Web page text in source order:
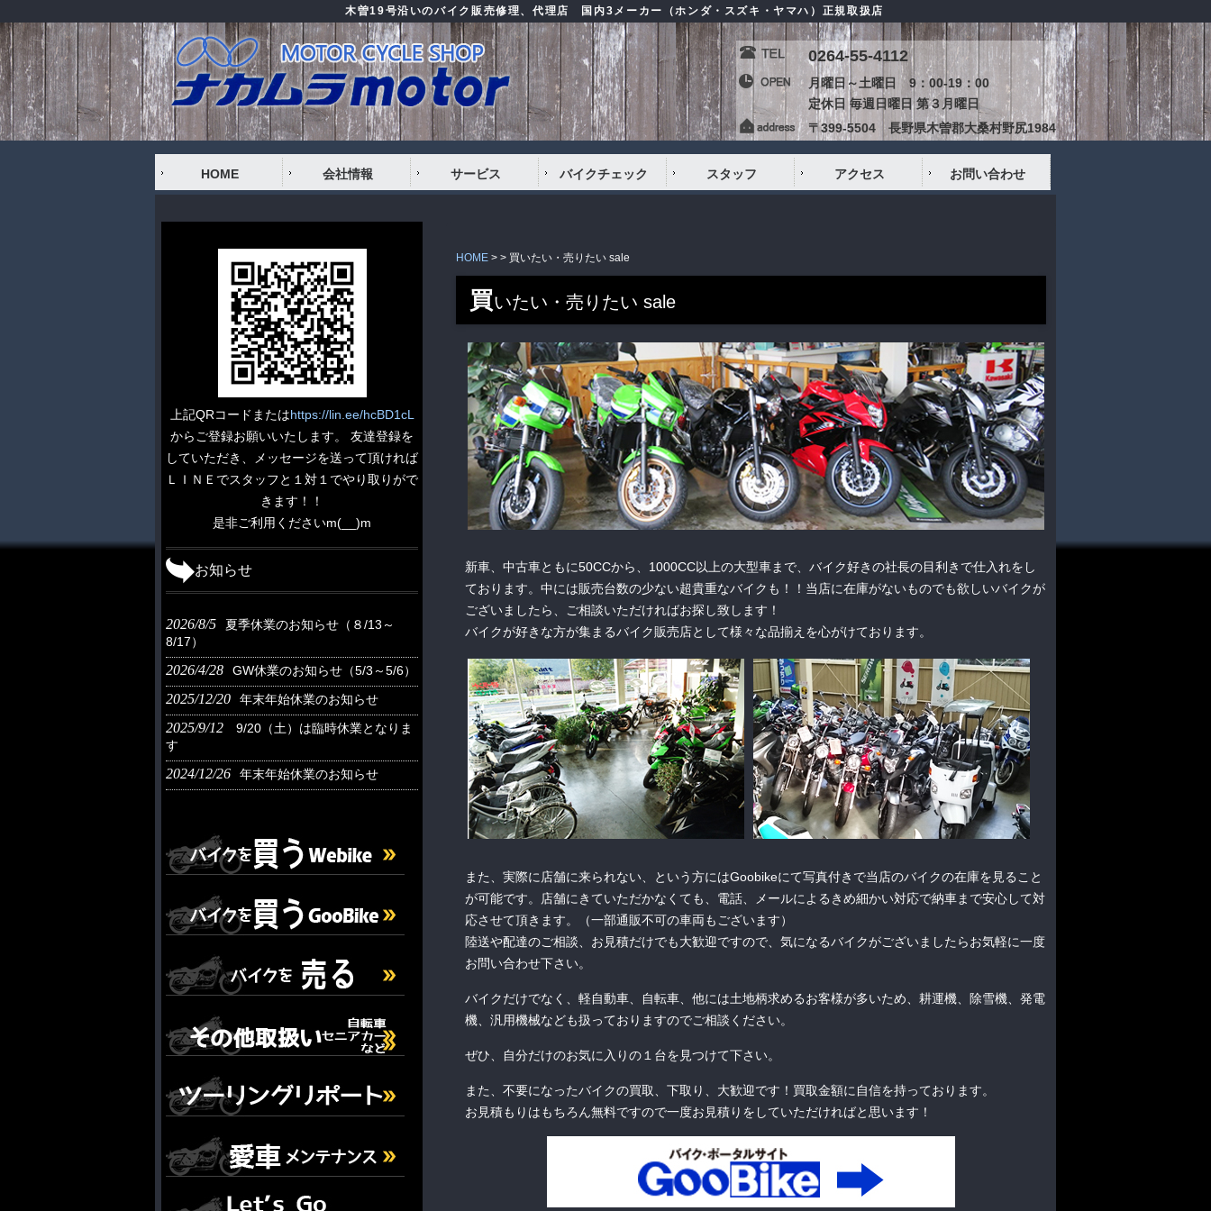
木曽19号沿いのバイク販売修理、代理店 国内3メーカー（ホンダ・スズキ・ヤマハ）正規取扱店
0264-55-4112
月曜日～土曜日 9：00-19：00
定休日 毎週日曜日 第３月曜日
〒399-5504 長野県木曽郡大桑村野尻1984
HOME 会社情報 サービス バイクチェック スタッフ アクセス お問い合わせ
HOME > > 買いたい・売りたい sale
買いたい・売りたい sale
新車、中古車ともに50CCから、1000CC以上の大型車まで、バイク好きの社長の目利きで仕入れをし
ております。中には販売台数の少ない超貴重なバイクも！！当店に在庫がないものでも欲しいバイクが
ございましたら、ご相談いただければお探し致します！
バイクが好きな方が集まるバイク販売店として様々な品揃えを心がけております。
また、実際に店舗に来られない、という方にはGoobikeにて写真付きで当店のバイクの在庫を見ること
が可能です。店舗にきていただかなくても、電話、メールによるきめ細かい対応で納車まで安心して対
応させて頂きます。（一部通販不可の車両もございます）
陸送や配達のご相談、お見積だけでも大歓迎ですので、気になるバイクがございましたらお気軽に一度
お問い合わせ下さい。
バイクだけでなく、軽自動車、自転車、他には土地柄求めるお客様が多いため、耕運機、除雪機、発電
機、汎用機械なども扱っておりますのでご相談ください。
ぜひ、自分だけのお気に入りの１台を見つけて下さい。
また、不要になったバイクの買取、下取り、大歓迎です！買取金額に自信を持っております。
お見積もりはもちろん無料ですので一度お見積りをしていただければと思います！
上記QRコードまたはhttps://lin.ee/hcBD1cL
からご登録お願いいたします。 友達登録を
していただき、メッセージを送って頂ければ
ＬＩＮＥでスタッフと１対１でやり取りがで
きます！！
是非ご利用くださいm(__)m
お知らせ
2026/8/5
夏季休業のお知らせ（８/13～
8/17）
2026/4/28 GW休業のお知らせ（5/3～5/6）
2025/12/20 年末年始休業のお知らせ
2025/9/12
9/20（土）は臨時休業となりま
す
2024/12/26 年末年始休業のお知らせ